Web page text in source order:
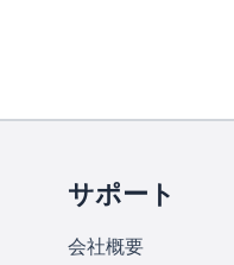
サポート
会社概要